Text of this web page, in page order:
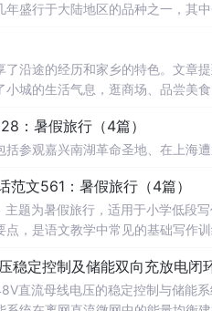
盛行于大陆地区的品种之一，其
沿途的经历和家乡的特色。文章
城的生活气息，逛商场、品尝美
：暑假旅行（4篇）
参观嘉兴南湖革命圣地、在上海
范文561：暑假旅行（4篇）
题为暑假旅行，适用于小学低段
，是语文教学中常见的基础写作训
稳定控制及储能双向充放电闭
直流母线电压的稳定控制与储能